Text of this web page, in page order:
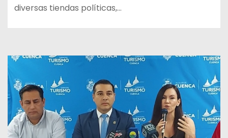
diversas tiendas políticas,…